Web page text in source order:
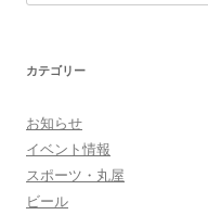
ョ
ン
索
カテゴリー
お知らせ
イベント情報
スポーツ・丸屋
ビール